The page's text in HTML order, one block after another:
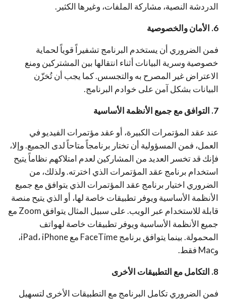
الدردشة النصية، مشاركة الملفات، وغيرها الكثير.
6. الأمان والخصوصية
فمن الضروري أن يستخدم البرنامج تشفيراً قوياً لحماية
خصوصية وسرية البيانات أثناء انتقالها بين المشتركين ومنع
الاعتراض غير المصرح به والتجسس. كما يجب أن تُخزّن
البيانات بشكل آمن على خوادم البرنامج.
7. التوافق مع جميع الأنظمة الأساسية
عند عقد المؤتمرات الكبيرة، أو عقد مؤتمرات الفيديو في
العمل، فمن المسؤولية أن تختار برنامجاً متاحاً لدى الجميع. وإلا،
فإنك قد تخسر العديد من المشاركين لعدم امتلاكهم نظاماً يتيح
استخدام برنامج عقد المؤتمرات الذي اخترته. ولذلك، من
الضروري اختيار برنامج عقد المؤتمرات الذي يتوافق مع جميع
الأنظمة الأساسية ويوفر تطبيقات خاصة لها، أو الذي يتيح منصة
قابلة للاستخدام عبر الويب. على سبيل المثال يتوافق Zoom مع
جميع الأنظمة الأساسية ويوفر تطبيقات خاصة لهواتف
المحمولة. بينما يتوافق برنامج FaceTime مع iPad، iPhone،
وMac فقط.
8. التكامل مع التطبيقات الأخرى
فمن الضروري تكامل البرنامج مع التطبيقات الأخرى لتسهيل